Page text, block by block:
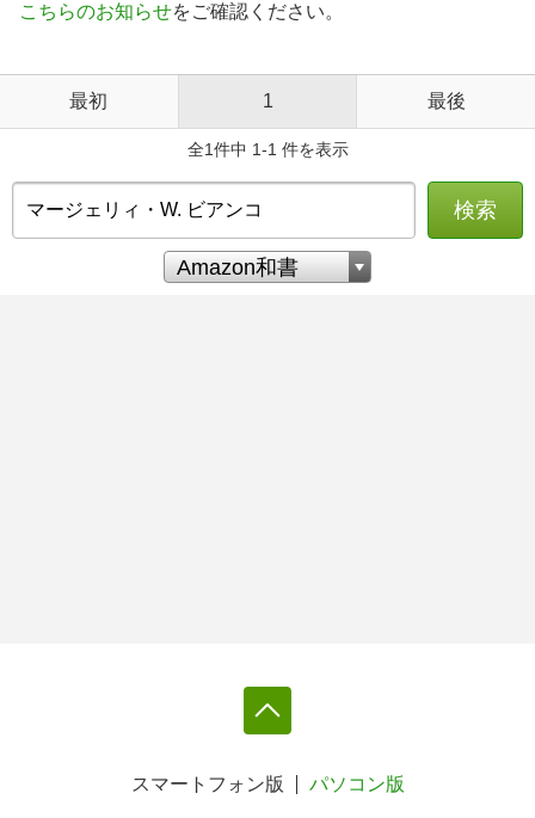
こちらのお知らせをご確認ください。
最初 1 最後
全1件中 1-1 件を表示
検索
スマートフォン版 パソコン版